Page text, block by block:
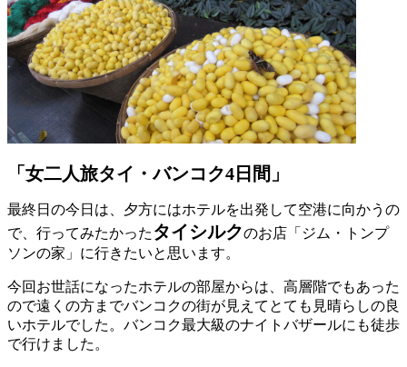
「女二人旅タイ・バンコク4日間」
最終日の今日は、夕方にはホテルを出発して空港に向かうの
で、行ってみたかった タイシルクのお店「ジム・トンプ
ソンの家」に行きたいと思います。
今回お世話になったホテルの部屋からは、高層階でもあった
ので遠くの方までバンコクの街が見えてとても見晴らしの良
いホテルでした。バンコク最大級のナイトバザールにも徒歩
で行けました。